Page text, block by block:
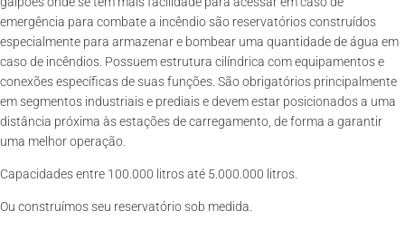
emergência para combate a incêndio são reservatórios construídos
especialmente para armazenar e bombear uma quantidade de água em
caso de incêndios. Possuem estrutura cilíndrica com equipamentos e
conexões específicas de suas funções. São obrigatórios principalmente
em segmentos industriais e prediais e devem estar posicionados a uma
distância próxima às estações de carregamento, de forma a garantir
uma melhor operação.
Capacidades entre 100.000 litros até 5.000.000 litros.
Ou construímos seu reservatório sob medida.